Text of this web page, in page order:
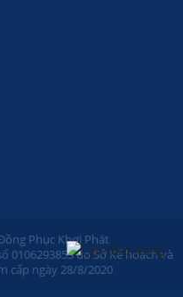
Phục Khơi Phát
0106293853 do Sở Kế hoạch và
cấp ngày 28/8/2020